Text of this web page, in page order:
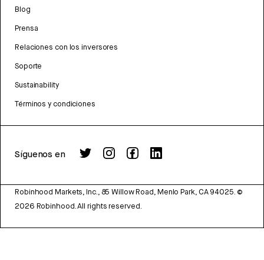
Blog
Prensa
Relaciones con los inversores
Soporte
Sustainability
Términos y condiciones
Síguenos en
Robinhood Markets, Inc., 85 Willow Road, Menlo Park, CA 94025. ©
2026 Robinhood. All rights reserved.